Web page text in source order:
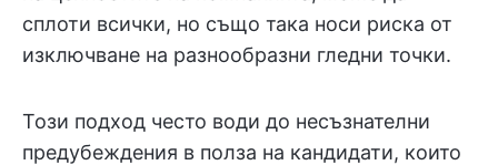
сплоти всички, но също така носи риска от
изключване на разнообразни гледни точки.
Този подход често води до несъзнателни
предубеждения в полза на кандидати, които